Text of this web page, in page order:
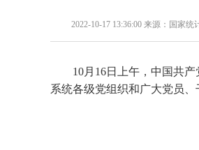
2022-10-17 13:36:00 来源：国家统
10月16日上午，中国共
系统各级党组织和广大党员